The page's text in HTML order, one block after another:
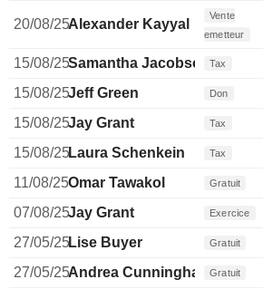
20/08/25Alexander Kayyal
Vente
emetteur
15/08/25Samantha JacobsonTax
15/08/25Jeff Green Don
15/08/25Jay Grant Tax
15/08/25Laura Schenkein Tax
11/08/25Omar Tawakol Gratuit
07/08/25Jay Grant Exercice
27/05/25Lise Buyer Gratuit
27/05/25Andrea CunninghamGratuit